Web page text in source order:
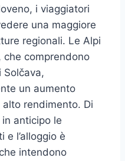
i viaggiatori
una maggiore
regionali. Le Alpi
che comprendono
Solčava,
un aumento
rendimento. Di
anticipo le
e l’alloggio è
intendono